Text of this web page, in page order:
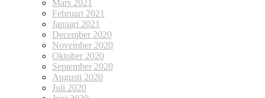
Mars 2021
Februari 2021
Januari 2021
December 2020
November 2020
Oktober 2020
September 2020
Augusti 2020
Juli 2020